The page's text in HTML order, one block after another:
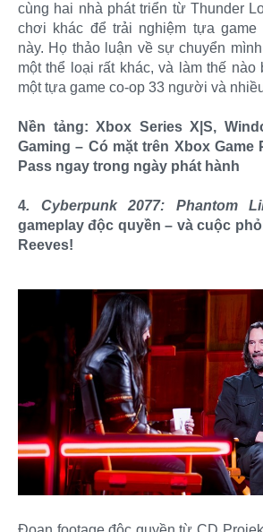
cùng hai nhà phát triển từ Thunder
chơi khác để trải nghiệm tựa game
này. Họ thảo luận về sự chuyển
một thể loại rất khác, và làm thế nào
một tựa game co-op 33 người và
Nền tảng: Xbox Series X|S,
Gaming – Có mặt trên Xbox Game
Pass ngay trong ngày phát hành
4. Cyberpunk 2077: Phantom
gameplay độc quyền – và cuộc
Reeves!